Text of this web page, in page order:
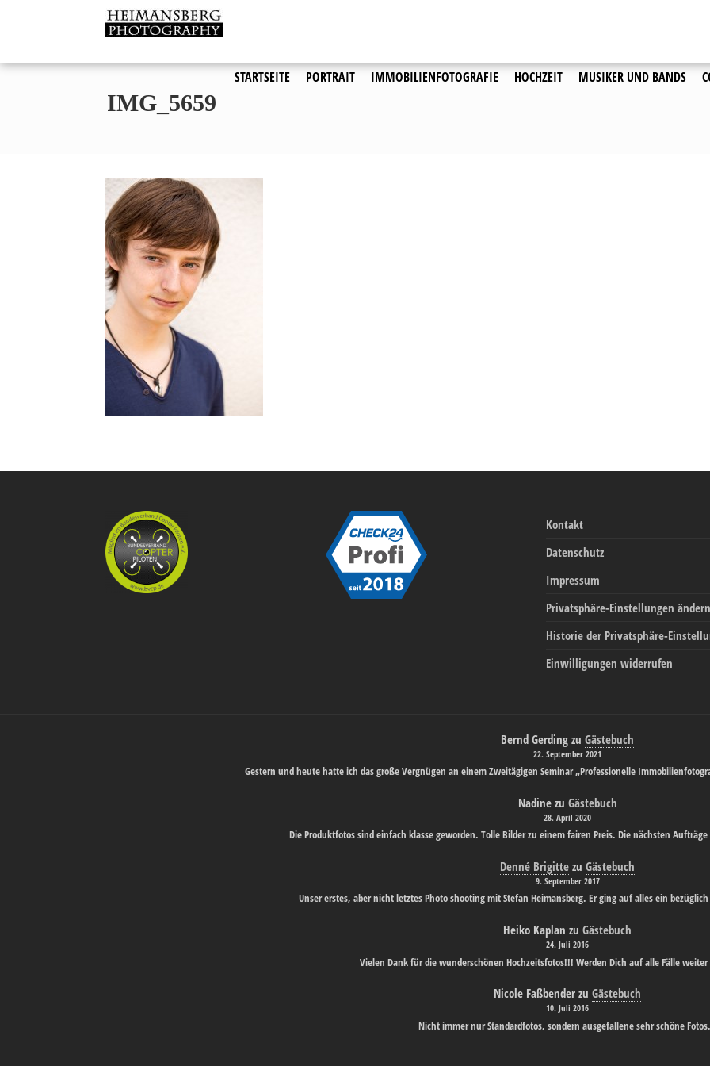
STARTSEITE PORTRAIT IMMOBILIENFOTOGRAFIE HOCHZEIT MUSIKER UND BANDS
IMG_5659
Kontakt
Datenschutz
Impressum
Privatsphäre-Einstellungen ändern
Historie der Privatsphäre-
Einwilligungen widerrufen
Bernd Gerding zuGästebuch
22. September 2021
Gestern und heute hatte ich das große Vergnügen an einem Zweitägigen Seminar „Professionelle
Nadinezu Gästebuch
28. April 2020
Die Produktfotos sind einfach klasse geworden. Tolle Bilder zu einem fairen Preis. Die nächsten
Denné Brigitte zuGästebuch
9. September 2017
Unser erstes, aber nicht letztes Photo shooting mit Stefan Heimansberg. Er ging auf alles ein
Heiko Kaplan zuGästebuch
24. Juli 2016
Vielen Dank für die wunderschönen Hochzeitsfotos!!! Werden Dich auf alle Fälle
Nicole Faßbender zuGästebuch
10. Juli 2016
Nicht immer nur Standardfotos, sondern ausgefallene sehr schöne